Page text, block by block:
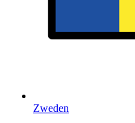
Zweden